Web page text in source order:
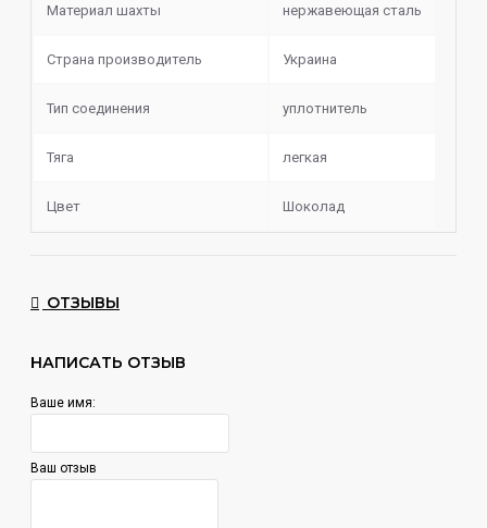
Материал шахты нержавеющая сталь
Страна производитель Украина
Тип соединения уплотнитель
Тяга легкая
Цвет Шоколад
ОТЗЫВЫ
НАПИСАТЬ ОТЗЫВ
Ваше имя:
Ваш отзыв